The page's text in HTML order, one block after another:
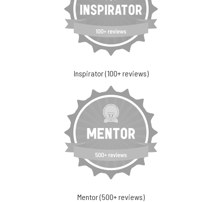
Inspirator (100+ reviews)
Mentor (500+ reviews)